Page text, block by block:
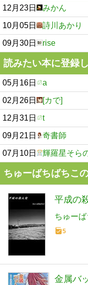
12月23日 みかん
10月05日 詩川あかり
09月30日 rise
読みたい本に登録
05月16日 a
02月26日 [カで]
12月31日 t
09月21日 奇書師
07月10日 輝羅星そら
ちゅーばちばちこ
平成の
ちゅーば
5
金属バ